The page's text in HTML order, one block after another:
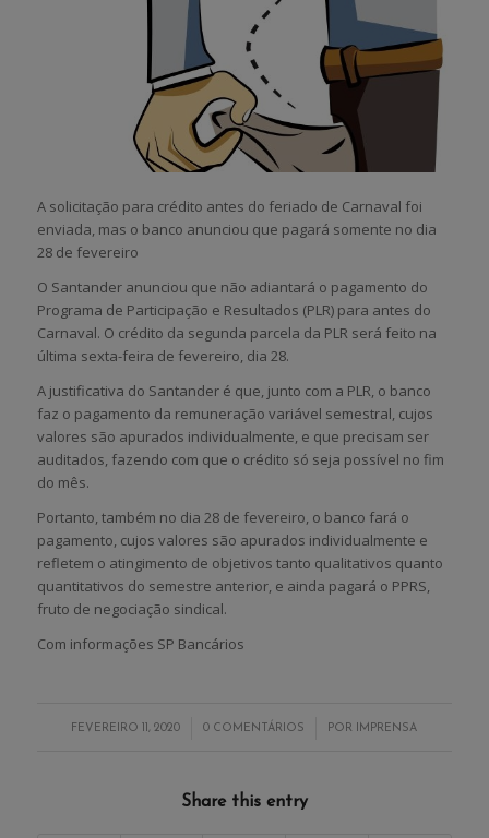
A solicitação para crédito antes do feriado de Carnaval foi
enviada, mas o banco anunciou que pagará somente no dia
28 de fevereiro
O Santander anunciou que não adiantará o pagamento do
Programa de Participação e Resultados (PLR) para antes do
Carnaval. O crédito da segunda parcela da PLR será feito na
última sexta-feira de fevereiro, dia 28.
A justificativa do Santander é que, junto com a PLR, o banco
faz o pagamento da remuneração variável semestral, cujos
valores são apurados individualmente, e que precisam ser
auditados, fazendo com que o crédito só seja possível no fim
do mês.
Portanto, também no dia 28 de fevereiro, o banco fará o
pagamento, cujos valores são apurados individualmente e
refletem o atingimento de objetivos tanto qualitativos quanto
quantitativos do semestre anterior, e ainda pagará o PPRS,
fruto de negociação sindical.
Com informações SP Bancários
FEVEREIRO 11, 2020
/ 0 COMENTÁRIOS
/ POR IMPRENSA
Share this entry